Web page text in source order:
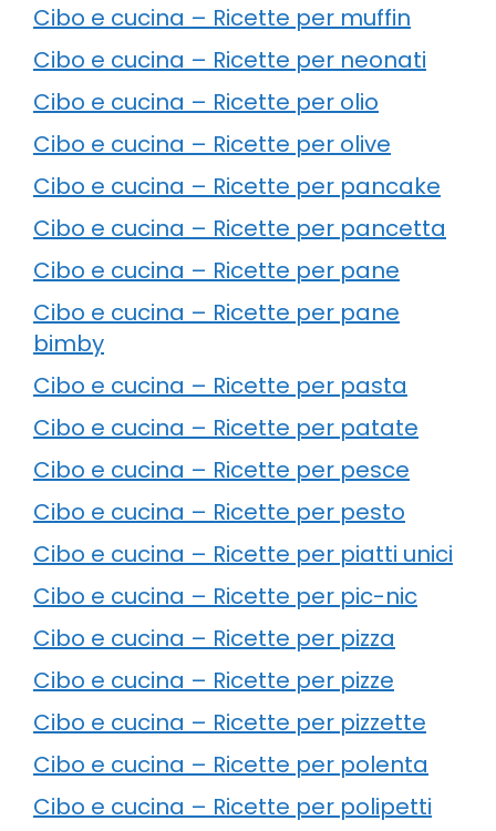
Cibo e cucina – Ricette per muffin
Cibo e cucina – Ricette per neonati
Cibo e cucina – Ricette per olio
Cibo e cucina – Ricette per olive
Cibo e cucina – Ricette per pancake
Cibo e cucina – Ricette per pancetta
Cibo e cucina – Ricette per pane
Cibo e cucina – Ricette per pane
bimby
Cibo e cucina – Ricette per pasta
Cibo e cucina – Ricette per patate
Cibo e cucina – Ricette per pesce
Cibo e cucina – Ricette per pesto
Cibo e cucina – Ricette per piatti unici
Cibo e cucina – Ricette per pic-nic
Cibo e cucina – Ricette per pizza
Cibo e cucina – Ricette per pizze
Cibo e cucina – Ricette per pizzette
Cibo e cucina – Ricette per polenta
Cibo e cucina – Ricette per polipetti